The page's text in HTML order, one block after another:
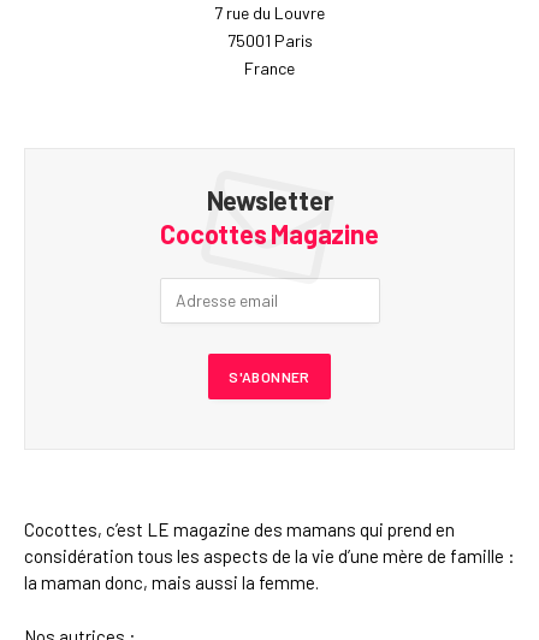
7 rue du Louvre
75001 Paris
France
Newsletter
Cocottes Magazine
Cocottes, c’est LE magazine des mamans qui prend en
considération tous les aspects de la vie d’une mère de famille :
la maman donc, mais aussi la femme.